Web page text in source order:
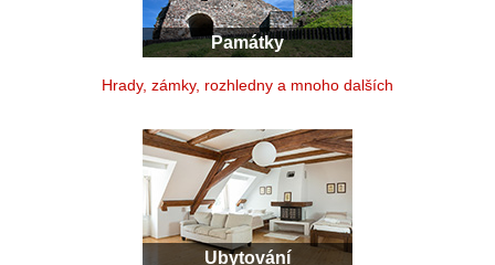
Památky
Hrady, zámky, rozhledny a mnoho dalších
Ubytování